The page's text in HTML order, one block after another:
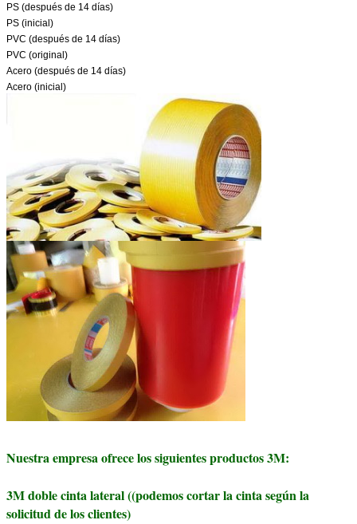
PS (después de 14 días)
PS (inicial)
PVC (después de 14 días)
PVC (original)
Acero (después de 14 días)
Acero (inicial)
Nuestra empresa ofrece los siguientes productos 3M:
3M doble cinta lateral ((podemos cortar la cinta según la
solicitud de los clientes)